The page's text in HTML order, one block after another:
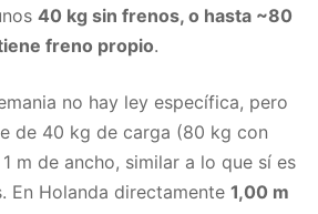
40 kg sin frenos, o hasta ~80
freno propio.
no hay ley específica, pero
de 40 kg de carga (80 kg con
m de ancho, similar a lo que sí es
En Holanda directamente 1,00 m